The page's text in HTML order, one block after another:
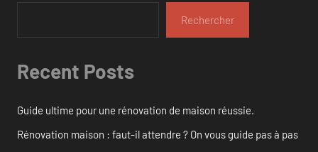
Rechercher
Recent Posts
Guide ultime pour une rénovation de maison réussie.
Rénovation maison : faut-il attendre ? On vous guide pas à pas